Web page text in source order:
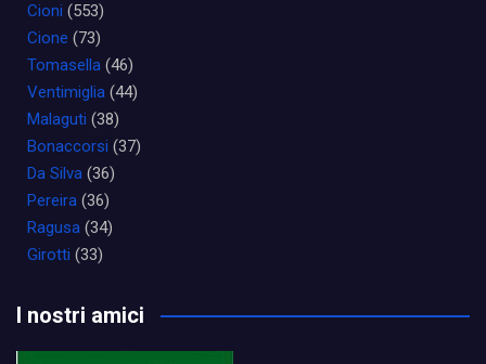
Cioni (553)
Cione (73)
Tomasella (46)
Ventimiglia (44)
Malaguti (38)
Bonaccorsi (37)
Da Silva (36)
Pereira (36)
Ragusa (34)
Girotti (33)
I nostri amici